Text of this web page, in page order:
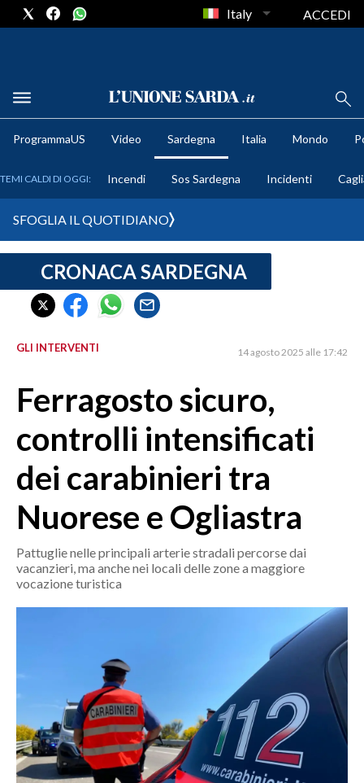
METEO
CRONACA SARDEGNA
CAGLIARI
SULCIS IGLESIENTE
ORISTANO E PROVINCIA
SASSARI E PROVINCIA
GALLURA
NUORO E PROVINCIA
OGLIASTRA
AGENDA
CRONACA
ITALIA
MONDO
SERVIZI ALLE IMPRESE
LAVORO
BANDI
Italy ACCEDI
ProgrammaUS Video Sardegna Italia Mondo
TEMI CALDI DI OGGI: Incendi Sos Sardegna Incidenti
SFOGLIA IL QUOTIDIANO
CRONACA SARDEGNA
GLI INTERVENTI 14 agosto 2025 alle 17:42
Ferragosto sicuro,
controlli intensificati
dei carabinieri tra
Nuorese e Ogliastra
Pattuglie nelle principali arterie stradali percorse dai
vacanzieri, ma anche nei locali delle zone a maggiore
vocazione turistica